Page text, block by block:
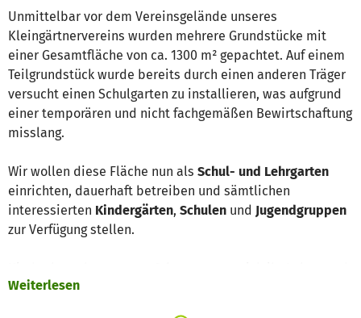
Unmittelbar vor dem Vereinsgelände unseres
Kleingärtnervereins wurden mehrere Grundstücke mit
einer Gesamtfläche von ca. 1300 m² gepachtet. Auf einem
Teilgrundstück wurde bereits durch einen anderen Träger
versucht einen Schulgarten zu installieren, was aufgrund
einer temporären und nicht fachgemäßen Bewirtschaftung
misslang.
Wir wollen diese Fläche nun als Schul- und Lehrgarten
einrichten, dauerhaft betreiben und sämtlichen
interessierten Kindergärten, Schulen und Jugendgruppen
zur Verfügung stellen.
die Welt erschließen, verstehen und gestalten zu können.
Weiterlesen